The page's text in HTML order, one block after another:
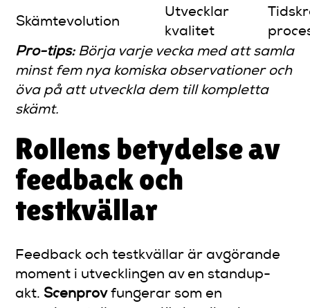
Skämtevolution
Utvecklar
kvalitet
Pro-tips: Börja varje vecka med att samla
minst fem nya komiska observationer och
öva på att utveckla dem till kompletta
skämt.
Rollens betydelse av
feedback och
testkvällar
Feedback och testkvällar är avgörande
moment i utvecklingen av en standup-
akt. Scenprovfungerar som en